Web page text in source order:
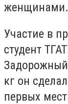
женщинами.
Участие в
студент
кг он
первых